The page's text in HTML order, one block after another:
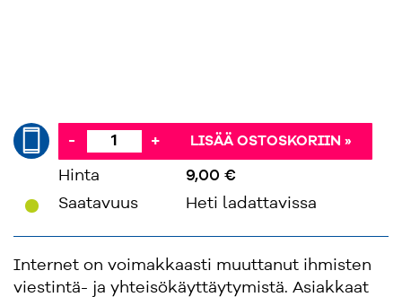
- + LISÄÄ OSTOSKORIIN »
Hinta
9,00 €
Saatavuus
Heti ladattavissa
Internet on voimakkaasti muuttanut ihmisten
viestintä- ja yhteisökäyttäytymistä. Asiakkaat